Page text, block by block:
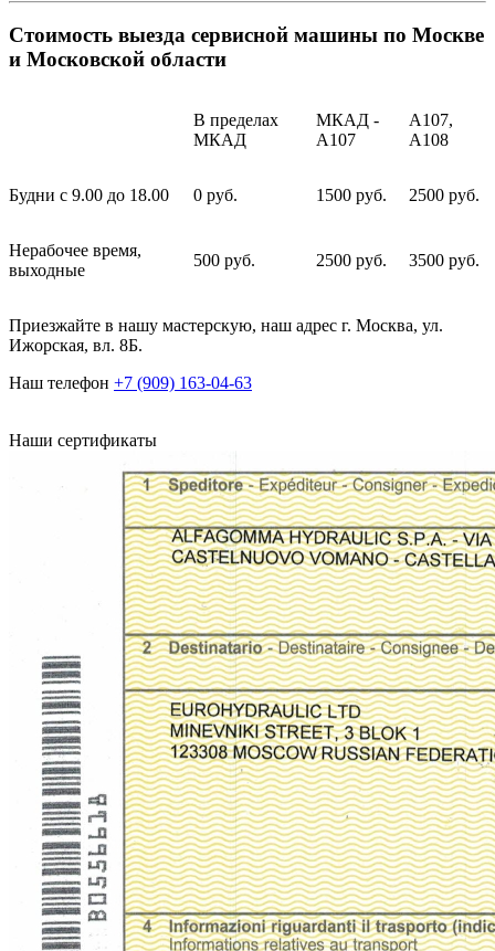
Стоимость выезда сервисной машины по Москве
и Московской области
В пределах
МКАД
МКАД -
А107
А107,
А108
Будни с 9.00 до 18.00 0 руб. 1500 руб. 2500 руб.
Нерабочее время,
выходные
500 руб. 2500 руб. 3500 руб.
Приезжайте в нашу мастерскую, наш адрес г. Москва, ул.
Ижорская, вл. 8Б.
Наш телефон +7 (909) 163-04-63
Наши сертификаты